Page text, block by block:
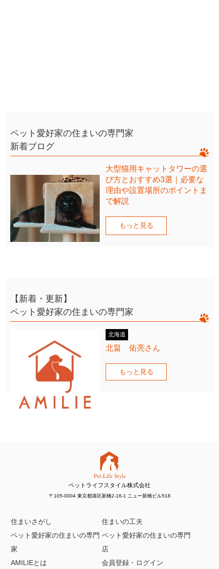
ペット愛好家の住まいの専門家
新着ブログ
大型猫用キャットタワーの選
び方とおすすめ3選｜必要な
理由や設置場所のポイントま
で解説
もっと見る
【新着・更新】
ペット愛好家の住まいの専門家
北海道
北畠 佑亮さん
もっと見る
ペットライフスタイル株式会社
〒105-0004 東京都港区新橋2-16-1 ニュー新橋ビル518
住まいさがし
住まいの工夫
ペット愛好家の住まいの専門
家
ペット愛好家の住まいの専門
店
AMILIEとは
会員登録・ログイン